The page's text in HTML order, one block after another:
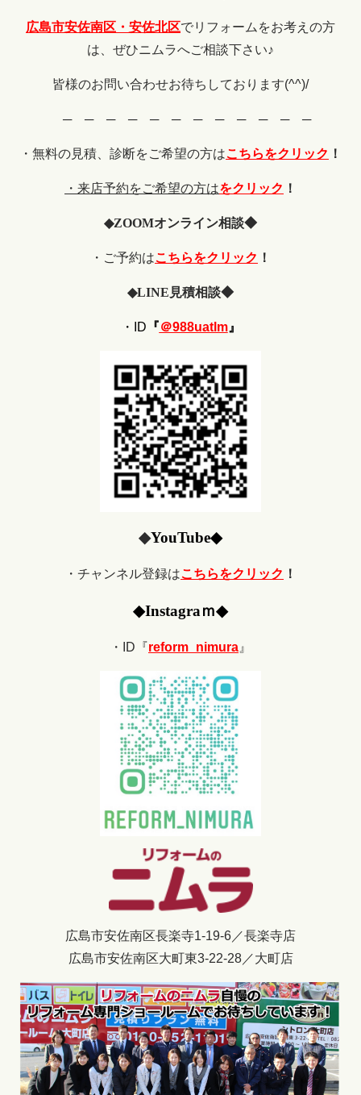
広島市安佐南区・安佐北区でリフォームをお考えの方
は、ぜひニムラへご相談下さい♪
皆様のお問い合わせお待ちしております(^^)/
─ ─ ─ ─ ─ ─ ─ ─ ─ ─ ─ ─
・無料の見積、診断をご希望の方はこちらをクリック ！
・来店予約をご希望の方はをクリック ！
◆ZOOMオンライン相談◆
・ご予約はこちらをクリック ！
◆LINE 見積相談◆
・ID 『＠988uatlm』
◆YouTube◆
・チャンネル登録はこちらをクリック ！
◆Instagraｍ◆
・ID『reform_nimura 』
広島市安佐南区長楽寺1-19-6／長楽寺店
広島市安佐南区大町東3-22-28／大町店